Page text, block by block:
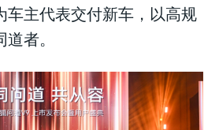
车主代表交付新车，以高规
者。